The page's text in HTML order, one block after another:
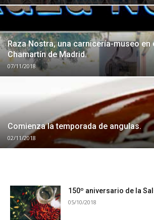
Raza Nostra, una carnicería-museo en
Chamartín de Madrid.
07/11/2018
Comienza la temporada de angulas.
02/11/2018
150º aniversario de la
05/10/2018